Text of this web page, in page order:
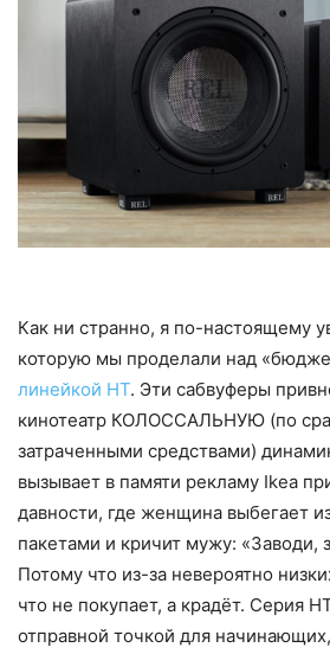
Как ни странно, я по-настоящему
которую мы проделали над
линейкой НТ. Эти сабвуферы
кинотеатр КОЛОССАЛЬНУЮ (по
затраченными средствами)
вызывает в памяти рекламу Ikea
давности, где женщина выбегает
пакетами и кричит мужу: «Заводи,
Потому что из-за невероятно
что не покупает, а крадёт. Серия
отправной точкой для